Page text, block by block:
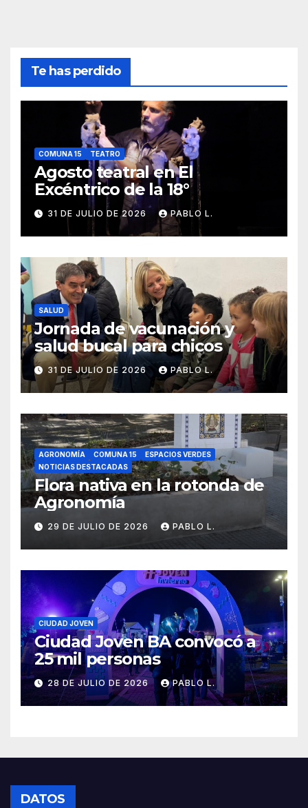
Te has perdido
COMUNA 15 TEATRO
Agosto teatral en El
Excéntrico de la 18°
31 DE JULIO DE 2026 PABLO L.
SALUD
Jornada de vacunación y
salud bucal para chicos
31 DE JULIO DE 2026 PABLO L.
AGRONOMÍA COMUNA 15
ESPACIOS VERDES
NOTICIAS DESTACADAS
Flora nativa en la rotonda de
Agronomía
29 DE JULIO DE 2026 PABLO L.
CIUDAD JOVEN
Ciudad Joven BA convocó a
25 mil personas
28 DE JULIO DE 2026 PABLO L.
DATOS